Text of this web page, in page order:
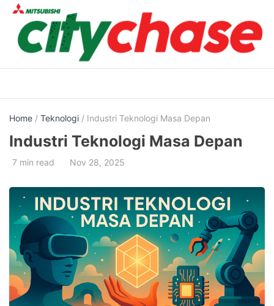
Skip
content
Home / Teknologi / Industri Teknologi Masa Depan
Industri Teknologi Masa Depan
7 min read Nov 28, 2025